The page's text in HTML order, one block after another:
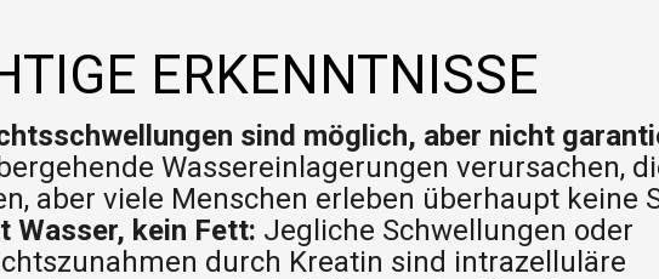
ERKENNTNISSE
sind möglich, aber nicht
Wassereinlagerungen verursachen,
aber viele Menschen erleben überhaupt keine
Wasser, kein Fett: Jegliche Schwellungen oder
durch Kreatin sind intrazelluläre